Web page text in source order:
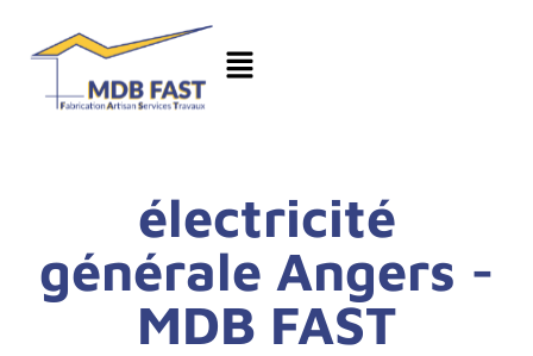
électricité
générale Angers -
MDB FAST